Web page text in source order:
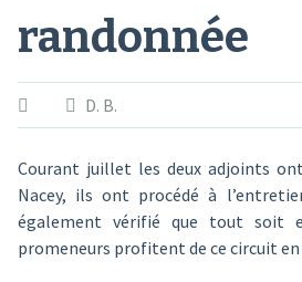
randonnée
D. B.
Courant juillet les deux adjoints
Nacey, ils ont procédé à
également vérifié que tout soit
promeneurs profitent de ce circuit